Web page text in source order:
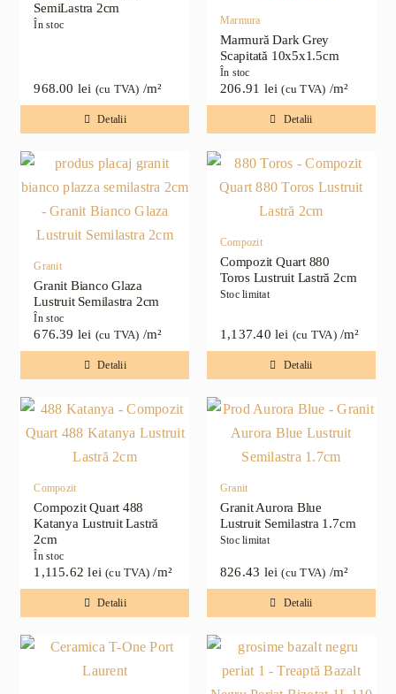
SemiLastra 2cm
În stoc
968.00 lei (cu TVA) /m²
Detalii
Marmura
Marmură Dark Grey
Scapitată 10x5x1.5cm
În stoc
206.91 lei (cu TVA) /m²
Detalii
Granit
Granit Bianco Glaza
Lustruit Semilastra 2cm
În stoc
676.39 lei (cu TVA) /m²
Detalii
Compozit
Compozit Quart 880
Toros Lustruit Lastră 2cm
Stoc limitat
1,137.40lei (cu TVA) /m²
Detalii
Compozit
Compozit Quart 488
Katanya Lustruit Lastră
2cm
În stoc
1,115.62lei (cu TVA) /m²
Detalii
Granit
Granit Aurora Blue
Lustruit Semilastra 1.7cm
Stoc limitat
826.43 lei (cu TVA) /m²
Detalii